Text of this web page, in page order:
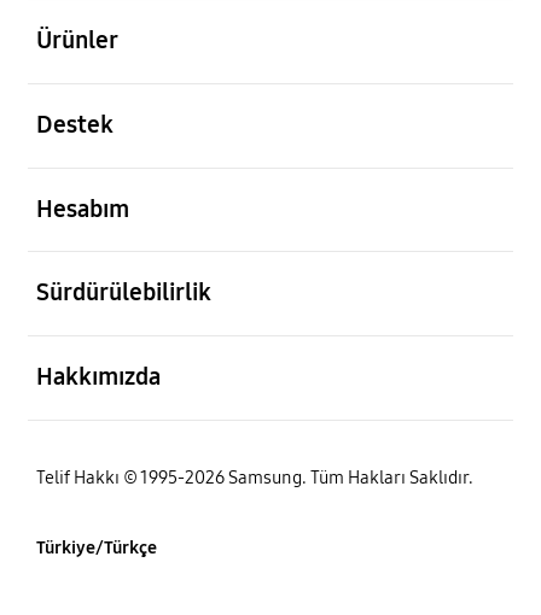
Ürünler
Destek
Hesabım
Sürdürülebilirlik
Hakkımızda
Telif Hakkı © 1995-2026 Samsung. Tüm Hakları Saklıdır.
Türkiye/Türkçe